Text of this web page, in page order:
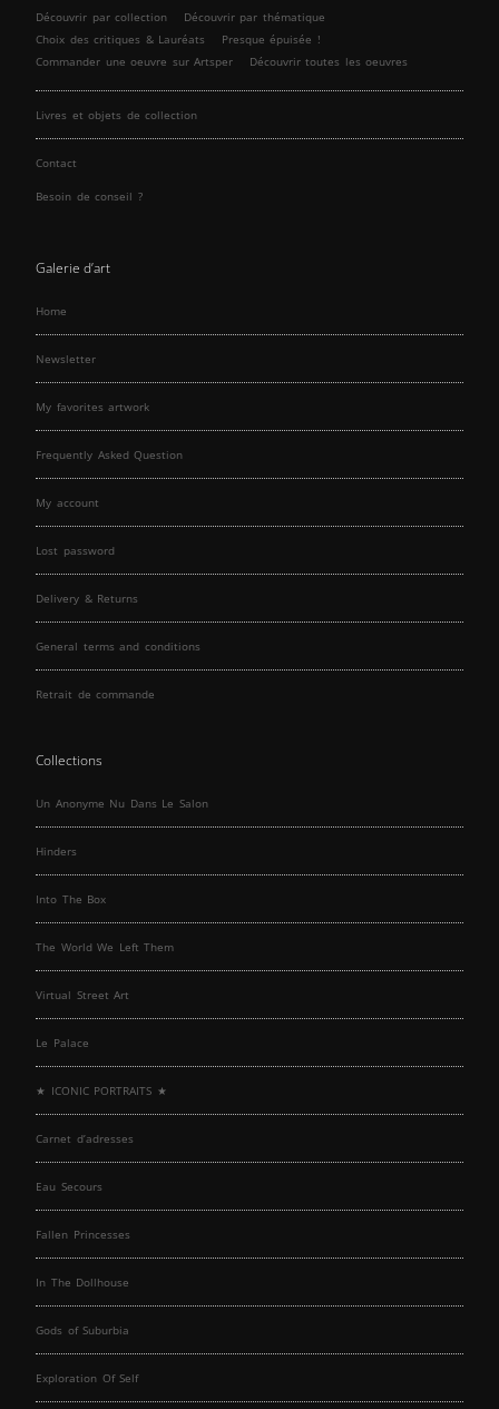
Découvrir par collection
Découvrir par thématique
Choix des critiques & Lauréats
Presque épuisée !
Commander une oeuvre sur Artsper
Découvrir toutes les oeuvres
Livres et objets de collection
Contact
Besoin de conseil ?
Galerie d’art
Home
Newsletter
My favorites artwork
Frequently Asked Question
My account
Lost password
Delivery & Returns
General terms and conditions
Retrait de commande
Collections
Un Anonyme Nu Dans Le Salon
Hinders
Into The Box
The World We Left Them
Virtual Street Art
Le Palace
★ ICONIC PORTRAITS ★
Carnet d’adresses
Eau Secours
Fallen Princesses
In The Dollhouse
Gods of Suburbia
Exploration Of Self